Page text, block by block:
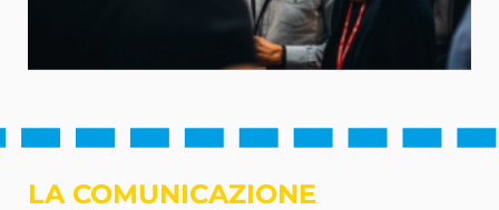
LA COMUNICAZIONE